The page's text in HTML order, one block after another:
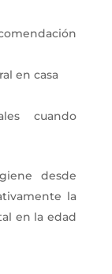
en casa
cuando
desde
la
en la edad